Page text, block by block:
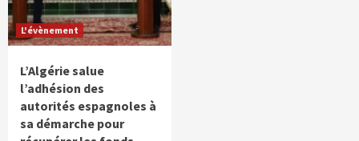
L'évènement
L’Algérie salue
l’adhésion des
autorités espagnoles à
sa démarche pour